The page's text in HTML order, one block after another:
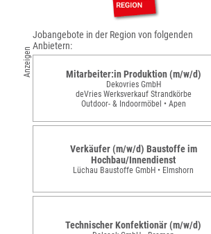
Anzeigen
Jobangebote in der Region von folgenden
Anbietern:
Mitarbeiter:in Produktion (m/w/d)
Dekovries GmbH
deVries Werksverkauf Strandkörbe
Outdoor- & Indoormöbel • Apen
Verkäufer (m/w/d) Baustoffe im
Hochbau/Innendienst
Lüchau Baustoffe GmbH • Elmshorn
Technischer Konfektionär (m/w/d)